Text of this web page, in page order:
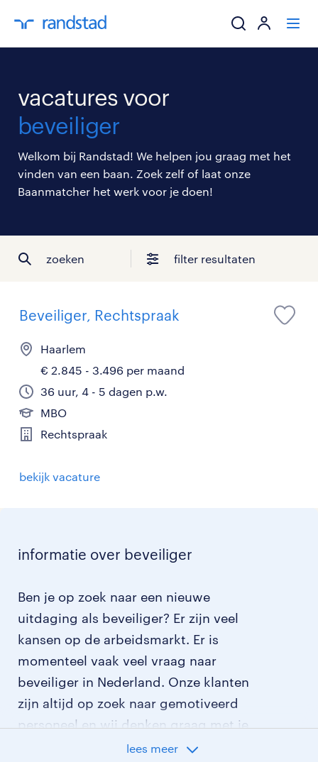
mijn carrière
over randstad
vacatures voor
beveiliger
Welkom bij Randstad! We helpen jou graag met het
vinden van een baan. Zoek zelf of laat onze
Baanmatcher het werk voor je doen!
zoeken filter resultaten
Beveiliger, Rechtspraak
Haarlem
€ 2.845 - 3.496 per maand
36 uur, 4 - 5 dagen p.w.
MBO
Rechtspraak
bekijk vacature
informatie over beveiliger
Ben je op zoek naar een nieuwe
uitdaging als beveiliger? Er zijn veel
kansen op de arbeidsmarkt. Er is
momenteel vaak veel vraag naar
beveiliger in Nederland. Onze klanten
zijn altijd op zoek naar gemotiveerd
personeel en wij denken graag met je
mee welke klant het beste bij je past. In
lees meer